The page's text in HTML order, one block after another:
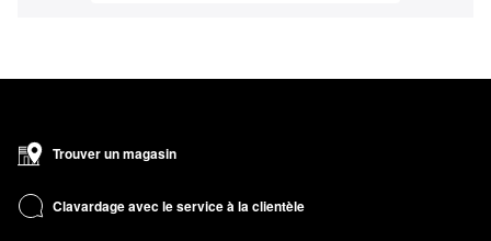
Trouver un magasin
Clavardage avec le service à la clientèle